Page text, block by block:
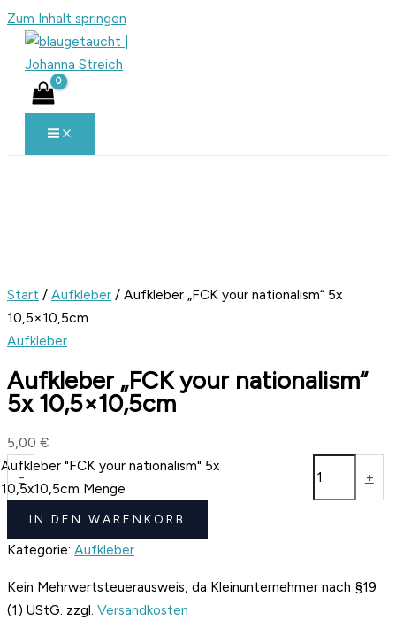
Zum Inhalt springen
Start / Aufkleber / Aufkleber „FCK your nationalism“ 5x
10,5×10,5cm
Aufkleber
Aufkleber „FCK your nationalism“
5x 10,5×10,5cm
5,00 €
-
Aufkleber "FCK your nationalism" 5x
10,5x10,5cm Menge
+
IN DEN WARENKORB
Kategorie: Aufkleber
Kein Mehrwertsteuerausweis, da Kleinunternehmer nach §19
(1) UStG. zzgl. Versandkosten